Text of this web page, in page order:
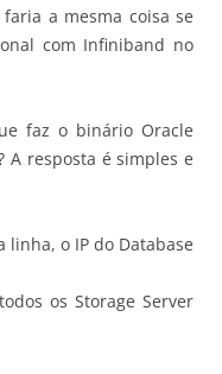
a mesma coisa se
com Infiniband no
faz o binário Oracle
A resposta é simples e
o IP do Database
os Storage Server